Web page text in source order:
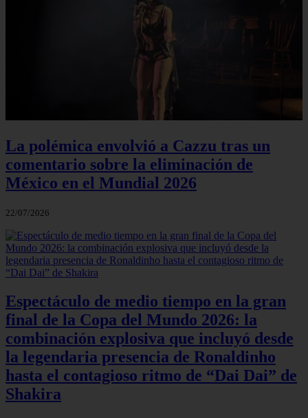
La polémica envolvió a Cazzu tras un
comentario sobre la eliminación de
México en el Mundial 2026
22/07/2026
Espectáculo de medio tiempo en la gran
final de la Copa del Mundo 2026: la
combinación explosiva que incluyó desde
la legendaria presencia de Ronaldinho
hasta el contagioso ritmo de “Dai Dai” de
Shakira